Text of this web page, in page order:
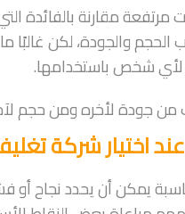
مرتفعة مقارنة بالفائدة
الحجم والجودة، لكن
شخص باستخدامها.
من جودة لأخره ومن حجم
اختيار شركة
يمكن أن يحدد نجاح أو